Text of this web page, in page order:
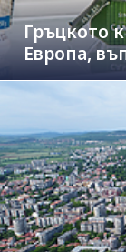
Гръцкото
Европа,